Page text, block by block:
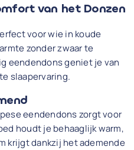
van het Donzen
voor wie in koude
zonder zwaar te
eendendons geniet je van
slaapervaring.
eendendons zorgt voor
houdt je behaaglijk warm,
krijgt dankzij het ademende